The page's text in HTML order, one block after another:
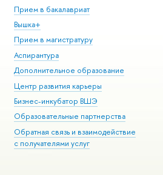
Прием в бакалавриат
Вышка+
Прием в магистратуру
Аспирантура
Дополнительное образование
Центр развития карьеры
Бизнес-инкубатор ВШЭ
Образовательные партнерства
Обратная связь и взаимодействие
с получателями услуг